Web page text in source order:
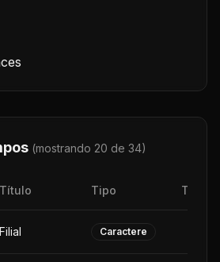
(mostrando 20 de 34)
Título Tipo
Filial Caractere